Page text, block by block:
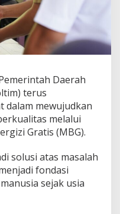
Daerah
terus
dalam mewujudkan
melalui
Gratis (MBG).
solusi atas masalah
fondasi
sejak usia